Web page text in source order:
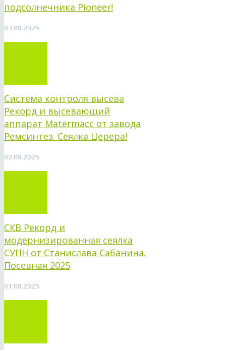
подсолнечника Pioneer!
03.08.2025
Система контроля высева
Рекорд и высевающий
аппарат Matermacc от завода
Ремсинтез. Сеялка Церера!
02.08.2025
СКВ Рекорд и
модернизированная сеялка
СУПН от Станислава Сабанина.
Посевная 2025
01.08.2025